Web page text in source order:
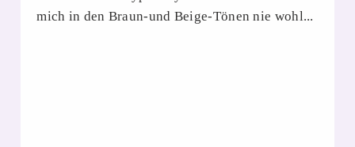
mich in den Braun-und Beige-Tönen nie wohl...